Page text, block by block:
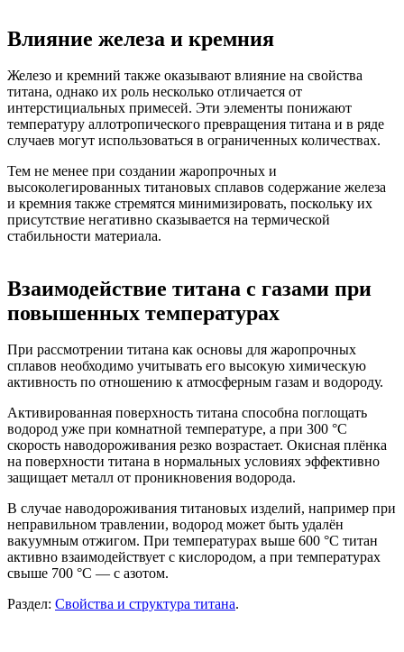
Влияние железа и кремния
Железо и кремний также оказывают влияние на свойства
титана, однако их роль несколько отличается от
интерстициальных примесей. Эти элементы понижают
температуру аллотропического превращения титана и в ряде
случаев могут использоваться в ограниченных количествах.
Тем не менее при создании жаропрочных и
высоколегированных титановых сплавов содержание железа
и кремния также стремятся минимизировать, поскольку их
присутствие негативно сказывается на термической
стабильности материала.
Взаимодействие титана с газами при
повышенных температурах
При рассмотрении титана как основы для жаропрочных
сплавов необходимо учитывать его высокую химическую
активность по отношению к атмосферным газам и водороду.
Активированная поверхность титана способна поглощать
водород уже при комнатной температуре, а при 300 °C
скорость наводороживания резко возрастает. Окисная плёнка
на поверхности титана в нормальных условиях эффективно
защищает металл от проникновения водорода.
В случае наводороживания титановых изделий, например при
неправильном травлении, водород может быть удалён
вакуумным отжигом. При температурах выше 600 °C титан
активно взаимодействует с кислородом, а при температурах
свыше 700 °C — с азотом.
Раздел: Свойства и структура титана.